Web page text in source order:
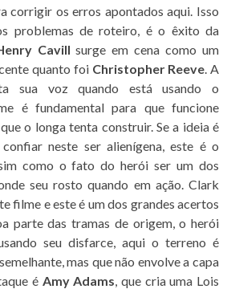
corrigir os erros apontados aqui. Isso
problemas de roteiro, é o êxito da
Cavill surge em cena como um
quanto foi Christopher Reeve. A
sua voz quando está usando o
é fundamental para que funcione
o longa tenta construir. Se a ideia é
neste ser alienígena, este é o
como o fato do herói ser um dos
seu rosto quando em ação. Clark
filme e este é um dos grandes acertos
parte das tramas de origem, o herói
seu disfarce, aqui o terreno é
mas que não envolve a capa
é Amy Adams, que cria uma Lois